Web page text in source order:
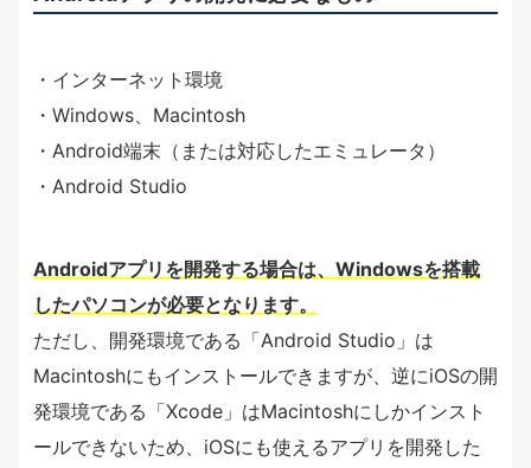
・インターネット環境
・Windows、Macintosh
・Android端末（または対応したエミュレータ）
・Android Studio
Androidアプリを開発する場合は、Windowsを搭載
したパソコンが必要となります。
ただし、開発環境である「Android Studio」は
Macintoshにもインストールできますが、逆にiOSの開
発環境である「Xcode」はMacintoshにしかインスト
ールできないため、iOSにも使えるアプリを開発した